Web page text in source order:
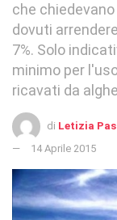
che
dovuti
7%. Solo
minimo per
ricavati da
di Letizia
14 Aprile 2015